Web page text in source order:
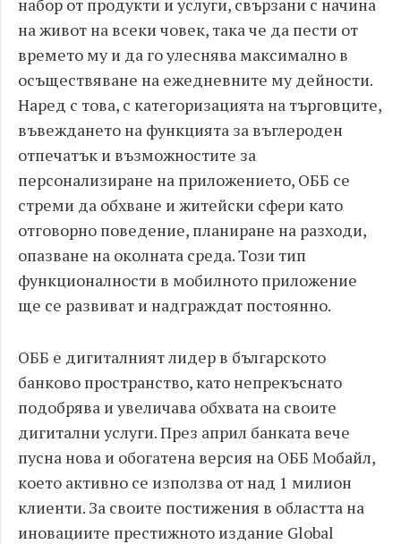
набор от продукти и услуги, свързани с начина
на живот на всеки човек, така че да пести от
времето му и да го улеснява максимално в
осъществяване на ежедневните му дейности.
Наред с това, с категоризацията на търговците,
въвеждането на функцията за въглероден
отпечатък и възможностите за
персонализиране на приложението, ОББ се
стреми да обхване и житейски сфери като
отговорно поведение, планиране на разходи,
опазване на околната среда. Този тип
функционалности в мобилното приложение
ще се развиват и надграждат постоянно.
ОББ е дигиталният лидер в българското
банково пространство, като непрекъснато
подобрява и увеличава обхвата на своите
дигитални услуги. През април банката вече
пусна нова и обогатена версия на ОББ Мобайл,
което активно се използва от над 1 милион
клиенти. За своите постижения в областта на
иновациите престижното издание Global